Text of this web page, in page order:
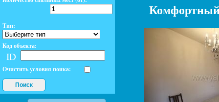
Тип:
Код объекта:
ID
Очистить условия поика:
Поиск